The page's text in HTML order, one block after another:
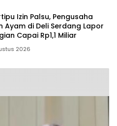
Izin Palsu, Pengusaha
Ayam di Deli Serdang Lapor
Capai Rp1,1 Miliar
2026